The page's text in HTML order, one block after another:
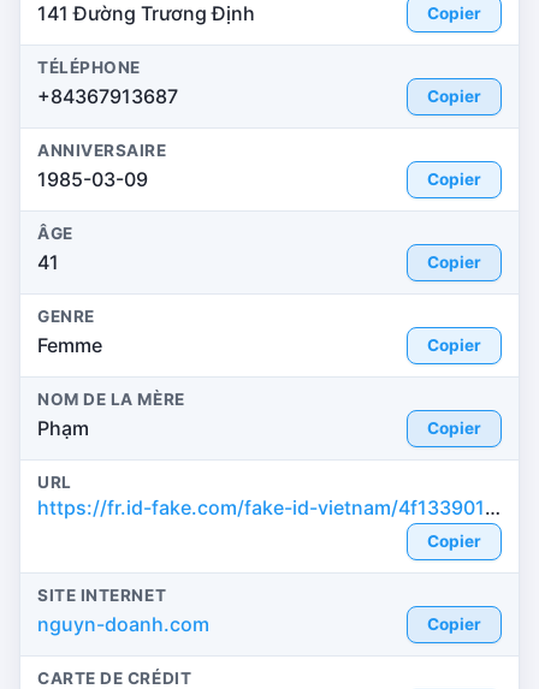
141 Đường Trương Định Copier
TÉLÉPHONE
+84367913687 Copier
ANNIVERSAIRE
1985-03-09 Copier
ÂGE
41 Copier
GENRE
Femme Copier
NOM DE LA MÈRE
Phạm Copier
URL
https://fr.id-fake.com/fake-id-vietnam/4f1339011a452e74863f35de2d33f22a
Copier
SITE INTERNET
nguyn-doanh.com Copier
CARTE DE CRÉDIT